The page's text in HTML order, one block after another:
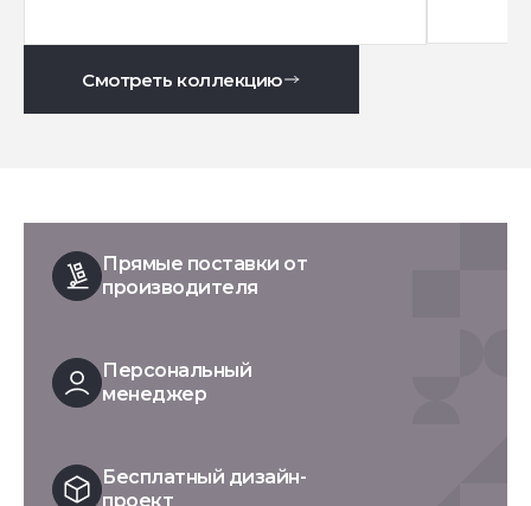
Смотреть коллекцию
Прямые поставки от
производителя
Персональный
менеджер
Бесплатный дизайн-
проект